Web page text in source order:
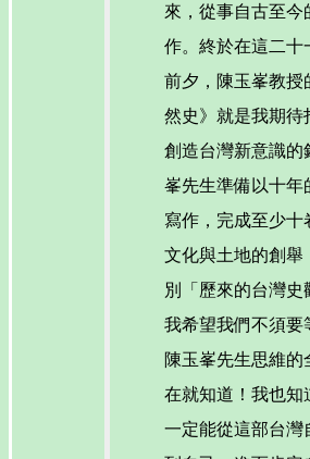
來，從事自古至今
作。終於在這二十
前夕，陳玉峯教授
然史》就是我期待
創造台灣新意識的
峯先生準備以十年
寫作，完成至少十
文化與土地的創舉
別「歷來的台灣史
我希望我們不須要
陳玉峯先生思維的
在就知道！我也知
一定能從這部台灣